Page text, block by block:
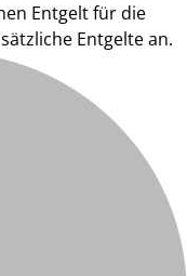
Entgelt für die
Entgelte an.